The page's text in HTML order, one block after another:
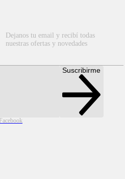
Dejanos tu email y recibí todas
nuestras ofertas y novedades
Suscribirme
Facebook